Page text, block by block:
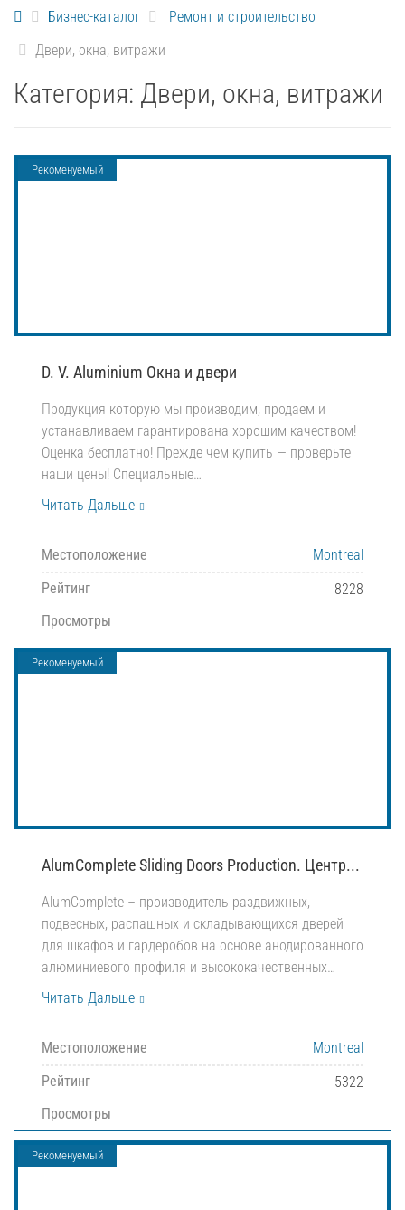
Бизнес-каталог
Ремонт и строительство
Двери, окна, витражи
Категория: Двери, окна, витражи
Рекоменуемый
D. V. Aluminium Окна и двери
Продукция которую мы производим, продаем и
устанавливаем гарантирована хорошим качеством!
Оценка бесплатно! Прежде чем купить — проверьте
наши цены! Специальные…
Читать Дальше
Местоположение
Montreal
Рейтинг
Просмотры
8228
Рекоменуемый
AlumComplete Sliding Doors Production. Центр...
AlumComplete – производитель раздвижных,
подвесных, распашных и складывающихся дверей
для шкафов и гардеробов на основе анодированного
алюминиевого профиля и высококачественных…
Читать Дальше
Местоположение
Montreal
Рейтинг
Просмотры
5322
Рекоменуемый